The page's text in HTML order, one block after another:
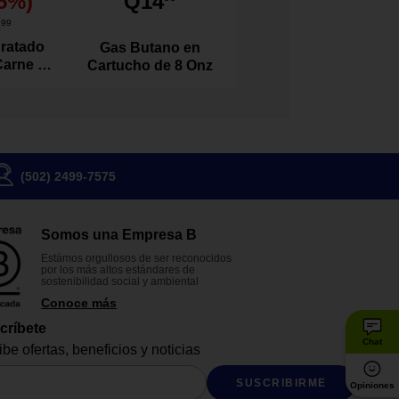
99
de
Gas Butano en
Cartucho de 8 Onz
(502) 2499-7575
Somos una Empresa B
Estámos orgullosos de ser reconocidos
por los más altos estándares de
sostenibilidad social y ambiental
Conoce más
ofertas, beneficios y noticias
SUSCRIBIRME
Chat
Opiniones